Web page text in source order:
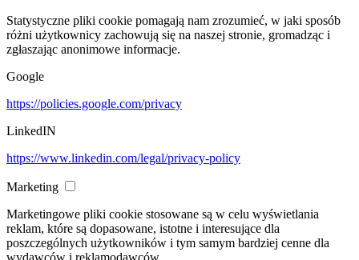
Statystyczne pliki cookie pomagają nam zrozumieć, w jaki sposób
różni użytkownicy zachowują się na naszej stronie, gromadząc i
zgłaszając anonimowe informacje.
Google
https://policies.google.com/privacy
LinkedIN
https://www.linkedin.com/legal/privacy-policy
Marketing
Marketingowe pliki cookie stosowane są w celu wyświetlania
reklam, które są dopasowane, istotne i interesujące dla
poszczególnych użytkowników i tym samym bardziej cenne dla
wydawców i reklamodawców.